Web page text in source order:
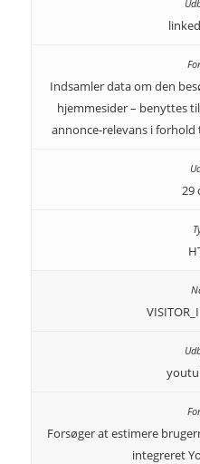
Indsamler data om den
hjemmesider – benyttes
annonce-relevans i
29
Forsøger at estimere
integreret